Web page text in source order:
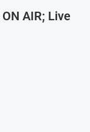
ON AIR; Live